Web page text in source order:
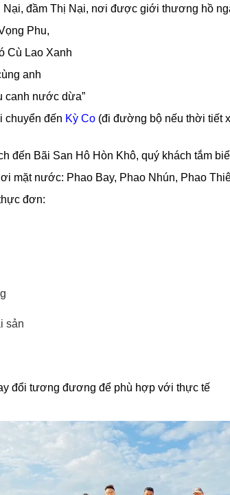
Nại, đầm Thị Nại, nơi được giới thương hồ
Phu,
Lao Xanh
anh
nước dừa”
chuyển đến Kỳ Co (đi đường bộ nếu thời tiết
đến Bãi San Hô Hòn Khô, quý khách tắm
mặt nước: Phao Bay, Phao Nhún, Phao
đơn:
sản
đổi tương đương để phù hợp với thực tế